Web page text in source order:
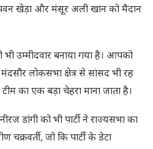
खेड़ा और मंसूर अली खान को मैदान
भी उम्मीदवार बनाया गया है। आपको
लोकसभा क्षेत्र से सांसद भी रह
का एक बड़ा चेहरा माना जाता है।
डांगी को भी पार्टी ने राज्यसभा का
चक्रवर्ती, जो कि पार्टी के डेटा